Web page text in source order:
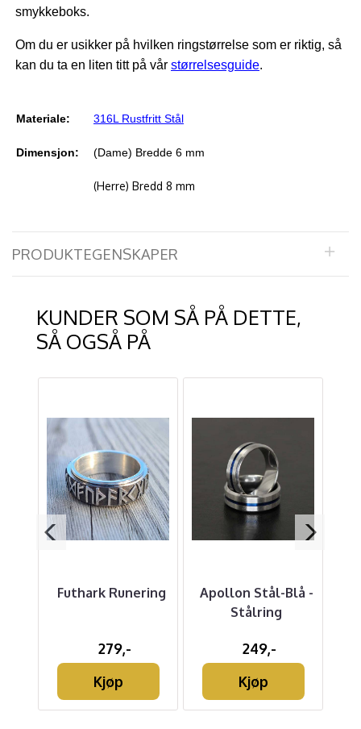
smykkeboks.
Om du er usikker på hvilken ringstørrelse som er riktig, så
kan du ta en liten titt på vår størrelsesguide.
Materiale: 316L Rustfritt Stål
Dimensjon: (Dame) Bredde 6 mm
(Herre) Bredd 8 mm
PRODUKTEGENSKAPER
KUNDER SOM SÅ PÅ DETTE,
SÅ OGSÅ PÅ
Futhark Runering
279,-
Kjøp
Apollon Stål-Blå -
Stålring
249,-
Kjøp